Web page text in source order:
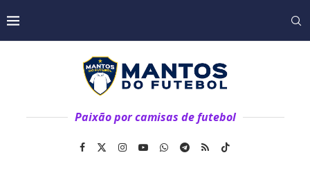
Paixão por camisas de futebol